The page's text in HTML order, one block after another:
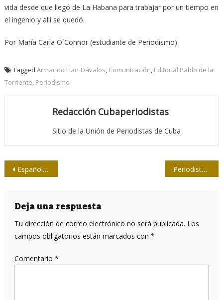
vida desde que llegó de La Habana para trabajar por un tiempo en
el ingenio y allí se quedó.
Por María Carla O`Connor (estudiante de Periodismo)
Tagged Armando Hart Dávalos, Comunicación, Editorial Pablo de la
Torriente, Periodismo
Redacción Cubaperiodistas
Sitio de la Unión de Periodistas de Cuba
Navegación
entradas
Español a lo cubano Periodistas de Las Tunas analizan su labor en 2016
Deja una respuesta
Tu dirección de correo electrónico no será publicada. Los
campos obligatorios están marcados con *
Comentario *